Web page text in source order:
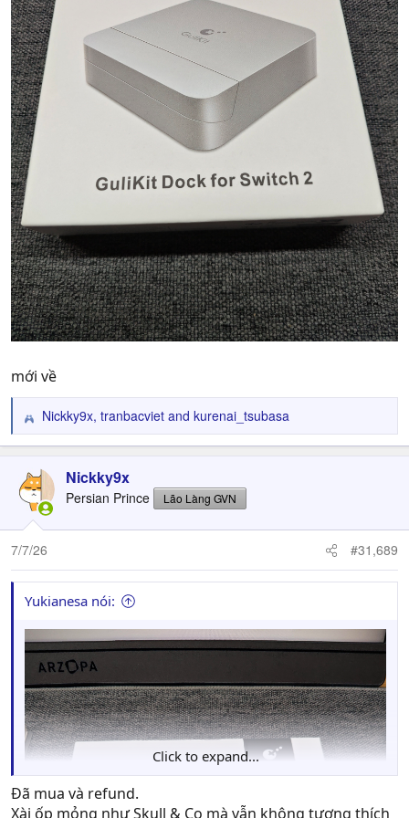
mới về
R
e
c
t
o
n
:
Nickky9x, tranbacviet and kurenai_tsubasa
Nickky9x
Persian Prince Lão Làng GVN
7/7/26 #31,689
Yukianesa nói:
Click to expand...
Đã mua và refund.
Xài ốp mỏng như Skull & Co mà vẫn không tương thích